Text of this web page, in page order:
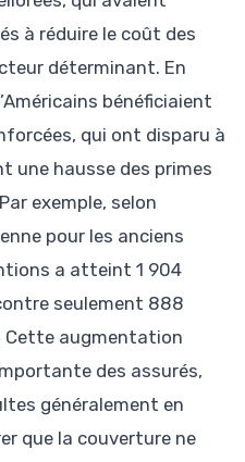
à réduire le coût des
déterminant. En
bénéficiaient
qui ont disparu à
une hausse des primes
exemple, selon
pour les anciens
a atteint 1 904
seulement 888
Cette augmentation
des assurés,
généralement en
que la couverture ne